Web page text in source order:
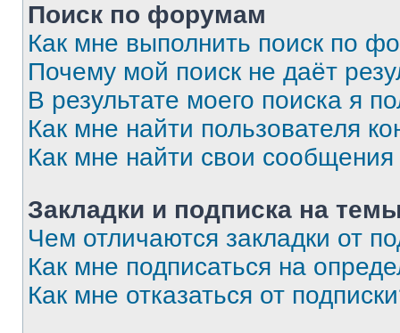
Поиск по форумам
Как мне выполнить поиск по
Почему мой поиск не даёт
В результате моего поиска я
Как мне найти пользователя
Как мне найти свои
Закладки и подписка на
Чем отличаются закладки от
Как мне подписаться на
Как мне отказаться от